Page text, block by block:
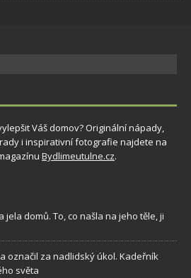
Váš domov? Originální nápady,
i inspirativní fotografie najdete na
Bydlimeutulne.cz.
jela domů. To, co našla na jeho těle, ji
označil za nadlidský úkol. Kadeřník
světa